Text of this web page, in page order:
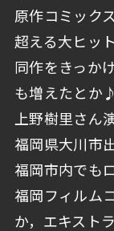
原作コミック
超える大ヒット
同作をきっか
も増えたとか♪
上野樹里さん
福岡県大川市
福岡市内でも
福岡フィルム
か，エキスト